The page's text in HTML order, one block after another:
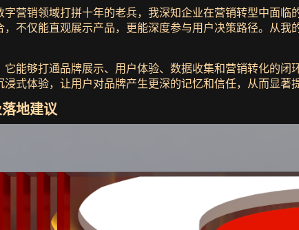
字营销领域打拼十年的老兵，我深知企业在营销转型中面
不仅能直观展示产品，更能深度参与用户决策路径。从我
它能够打通品牌展示、用户体验、数据收集和营销转化的
式体验，让用户对品牌产生更深的记忆和信任，从而显著
地建议